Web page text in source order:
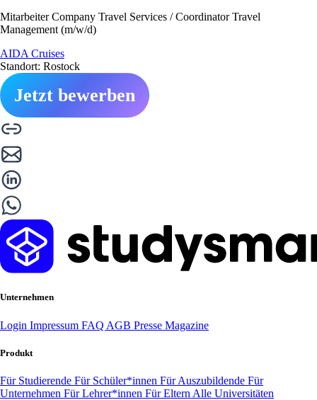
Mitarbeiter Company Travel Services / Coordinator Travel
Management (m/w/d)
AIDA Cruises
Standort: Rostock
Jetzt bewerben
Unternehmen
Login Impressum FAQ AGB Presse Magazine
Produkt
Für Studierende Für Schüler*innen Für Auszubildende Für
Unternehmen Für Lehrer*innen Für Eltern Alle Universitäten